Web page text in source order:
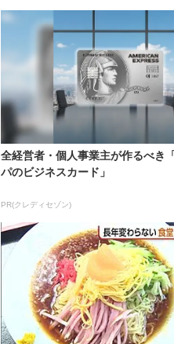
全経営者・個人事業主が作るべき
パのビジネスカード」
PR(クレディセゾン)